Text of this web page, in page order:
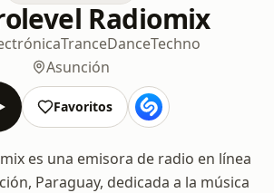
Radiomix
TranceDanceTechno
Asunción
Favoritos
es una emisora de radio en línea
Paraguay, dedicada a la música